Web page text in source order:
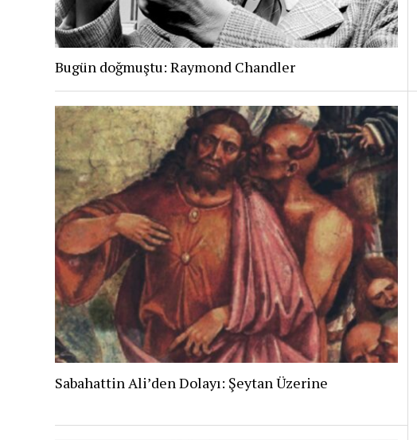
Bugün doğmuştu: Raymond Chandler
Sabahattin Ali’den Dolayı: Şeytan Üzerine